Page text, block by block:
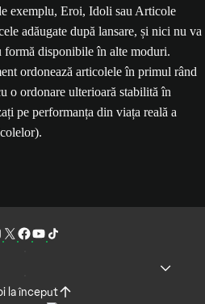
exemplu, Eroi, Idoli sau Articole
adăugate după lansare, și nici nu va
disponibile în alte moduri.
ordonează articolele în primul rând
o ordonare ulterioară stabilită în
pe performanța din viața reală a
la început